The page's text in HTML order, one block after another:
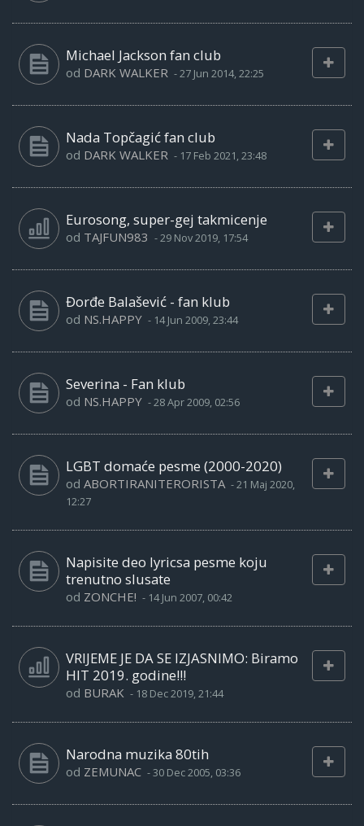
Michael Jackson fan club
od DARK WALKER -27 Jun 2014, 22:25
Nada Topčagić fan club
od DARK WALKER - 17 Feb 2021, 23:48
Eurosong, super-gej takmicenje
od TAJFUN983 -29 Nov 2019, 17:54
Đorđe Balašević - fan klub
od NS.HAPPY - 14 Jun 2009, 23:44
Severina - Fan klub
od NS.HAPPY -28 Apr 2009, 02:56
LGBT domaće pesme (2000-2020)
od ABORTIRANITERORISTA -21 Maj 2020,
12:27
Napisite deo lyricsa pesme koju
trenutno slusate
od ZONCHE! - 14 Jun 2007, 00:42
VRIJEME JE DA SE IZJASNIMO: Biramo
HIT 2019. godine!!!
od BURAK - 18 Dec 2019, 21:44
Narodna muzika 80tih
od ZEMUNAC -30 Dec 2005, 03:36